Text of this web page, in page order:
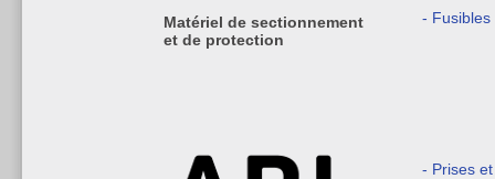
Matériel de sectionnement
et de protection
- Fusibles
- Prises